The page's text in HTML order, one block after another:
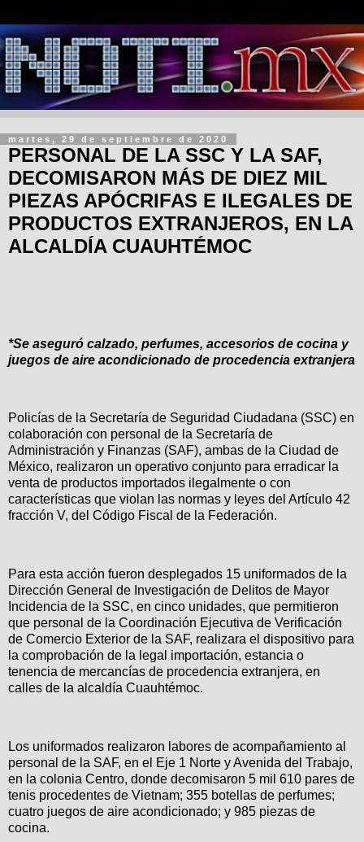
martes, 29 de septiembre de 2020
PERSONAL DE LA SSC Y LA SAF,
DECOMISARON MÁS DE DIEZ MIL
PIEZAS APÓCRIFAS E ILEGALES DE
PRODUCTOS EXTRANJEROS, EN LA
ALCALDÍA CUAUHTÉMOC
*Se aseguró calzado, perfumes, accesorios de cocina y
juegos de aire acondicionado de procedencia extranjera
Policías de la Secretaría de Seguridad Ciudadana (SSC) en
colaboración con personal de la Secretaría de
Administración y Finanzas (SAF), ambas de la Ciudad de
México, realizaron un operativo conjunto para erradicar la
venta de productos importados ilegalmente o con
características que violan las normas y leyes del Artículo 42
fracción V, del Código Fiscal de la Federación.
Para esta acción fueron desplegados 15 uniformados de la
Dirección General de Investigación de Delitos de Mayor
Incidencia de la SSC, en cinco unidades, que permitieron
que personal de la Coordinación Ejecutiva de Verificación
de Comercio Exterior de la SAF, realizara el dispositivo para
la comprobación de la legal importación, estancia o
tenencia de mercancías de procedencia extranjera, en
calles de la alcaldía Cuauhtémoc.
Los uniformados realizaron labores de acompañamiento al
personal de la SAF, en el Eje 1 Norte y Avenida del Trabajo,
en la colonia Centro, donde decomisaron 5 mil 610 pares de
tenis procedentes de Vietnam; 355 botellas de perfumes;
cuatro juegos de aire acondicionado; y 985 piezas de
cocina.